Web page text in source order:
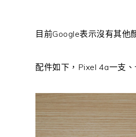
目前Google表示沒有其他
配件如下，Pixel 4a一支